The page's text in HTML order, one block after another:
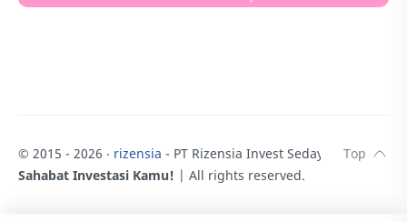
© 2015 - 2026 ‧ rizensia - PT Rizensia Invest Sedaya.
Sahabat Investasi Kamu! | All rights reserved.